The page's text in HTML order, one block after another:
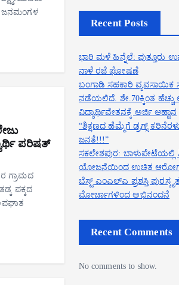
ಜನಮಂಗಳ
ಪರಿಷತ್
ಗ್ರಾಮದ
ಪಕ್ಕದ
Recent Posts
ಭಾರಿ ಮಳೆ ಹಿನ್ನೆಲೆ: ಪುತ್ತೂರು
ನಾಳೆ ರಜೆ ಘೋಷಣೆ
ಬಂಗಾಡಿ ಸಹಕಾರಿ ವ್ಯವಸಾಯಿಕ
ನಡೆಯಲಿದೆ. ಶೇ.70ಕ್ಕಿಂತ
ವಿದ್ಯಾರ್ಥಿವೇತನಕ್ಕೆ ಅರ್ಜಿ ಆಹ್ವಾನ
“ಶಿಕ್ಷಣದ ಹೆಮ್ಮೆಗೆ ಡ್ರಗ್ಸ್
ಜನತೆ!!!”
ಸಕಲೇಶಪುರ: ಬಾಳುಪೇಟೆಯಲ್ಲಿ
ಯೋಜನೆಯಿಂದ ಉಚಿತ ಆರೋಗ್ಯ
ಬೆಸ್ಟ್ ಎಂಎಲ್ಎ ಪ್ರಶಸ್ತಿ
ಮೋರ್ಚಾಗಳಿಂದ ಅಭಿನಂದನೆ
Recent Comments
No comments to show.